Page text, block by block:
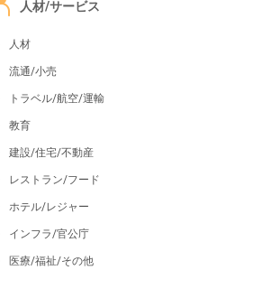
人材/サービス
人材
流通/小売
トラベル/航空/運輸
教育
建設/住宅/不動産
レストラン/フード
ホテル/レジャー
インフラ/官公庁
医療/福祉/その他